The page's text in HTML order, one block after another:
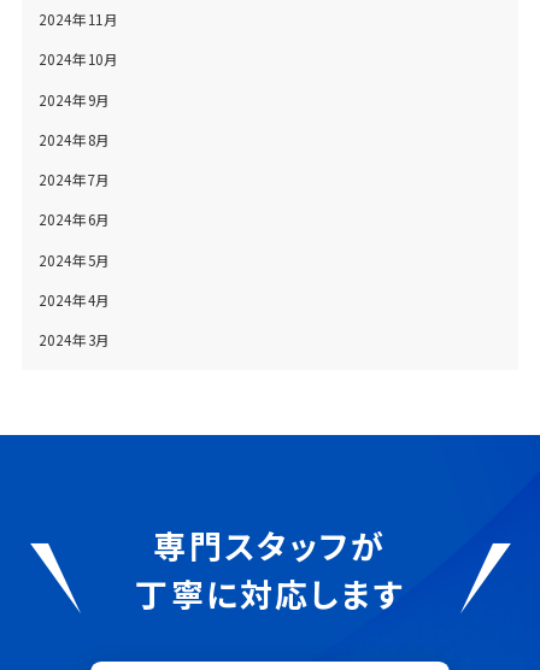
2024年11月
2024年10月
2024年9月
2024年8月
2024年7月
2024年6月
2024年5月
2024年4月
2024年3月
専門スタッフが
丁寧に対応します